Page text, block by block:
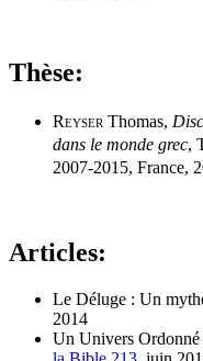
Thèse:
Reyser Thomas,
dans le monde grec,
2007-2015, France,
Articles:
Le Déluge : Un
2014
Un Univers Ordonné